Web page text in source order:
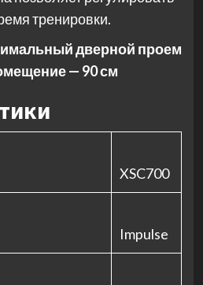
тренировки.
дверной проем
— 90 см
XSC700
Impulse